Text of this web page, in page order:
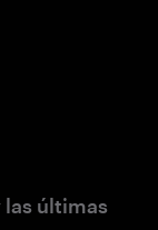
últimas